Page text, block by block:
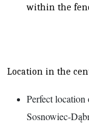
within the
Location in the
Perfect
Sosnowiec-